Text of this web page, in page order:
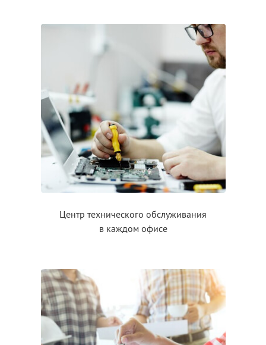
Центр технического обслуживания
в каждом офисе